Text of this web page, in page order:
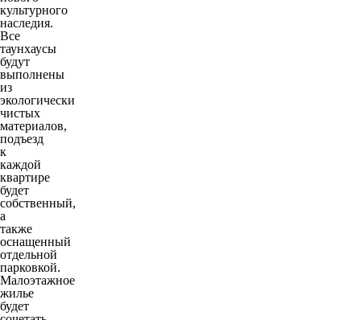
культурного
наследия.
Все
таунхаусы
будут
выполнены
из
экологически
чистых
материалов,
подъезд
к
каждой
квартире
будет
собственный,
а
также
оснащенный
отдельной
парковкой.
Малоэтажное
жилье
будет